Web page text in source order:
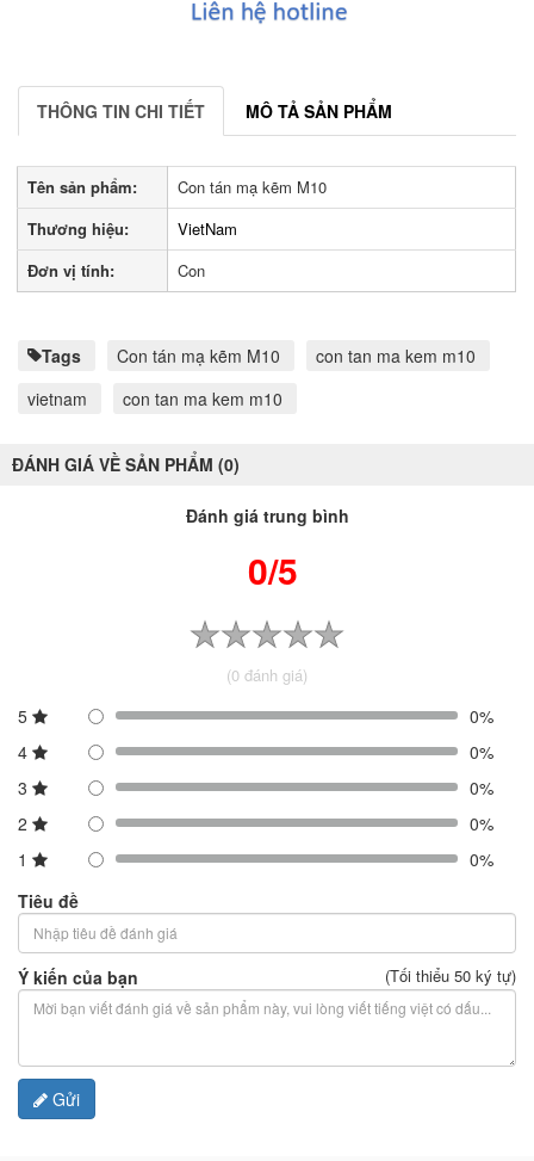
THÔNG TIN CHI TIẾT MÔ TẢ SẢN PHẨM
Tên sản phẩm:
Con tán mạ kẽm M10
Thương hiệu:
VietNam
Đơn vị tính:
Con
Tags Con tán mạ kẽm M10
con tan ma kem m10
vietnam
con tan ma kem m10
ĐÁNH GIÁ VỀ SẢN PHẨM (0)
Đánh giá trung bình
0/5
(0 đánh giá)
5
0%
4
0%
3
0%
2
0%
1
0%
Tiêu đề
Ý kiến của bạn (Tối thiểu 50 ký tự)
Gửi